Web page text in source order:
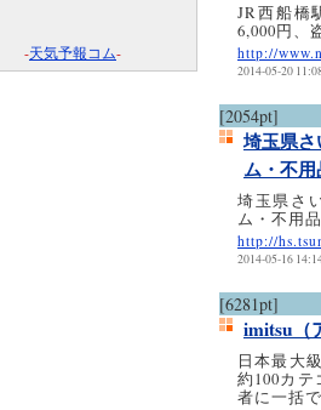
JR西船橋
6,000円、
http://
2014-05-20
[2054pt]
埼玉県
ム・不
埼玉県さ
ム・不用
http://
2014-05-16
[6281pt]
imitsu（
日本最大
約100カ
者に一括
-天気予報コム-